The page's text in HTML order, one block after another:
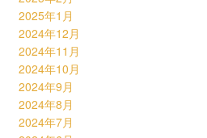
2025年1月
2024年12月
2024年11月
2024年10月
2024年9月
2024年8月
2024年7月